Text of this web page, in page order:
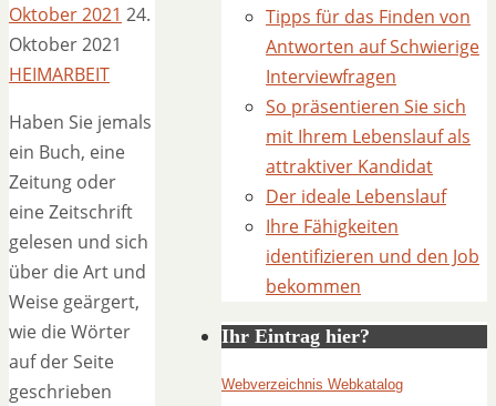
Oktober 2021 24.
Oktober 2021
HEIMARBEIT
Haben Sie jemals
ein Buch, eine
Zeitung oder
eine Zeitschrift
gelesen und sich
über die Art und
Weise geärgert,
wie die Wörter
auf der Seite
geschrieben
Tipps für das Finden von
Antworten auf Schwierige
Interviewfragen
So präsentieren Sie sich
mit Ihrem Lebenslauf als
attraktiver Kandidat
Der ideale Lebenslauf
Ihre Fähigkeiten
identifizieren und den Job
bekommen
Ihr Eintrag hier?
Webverzeichnis Webkatalog